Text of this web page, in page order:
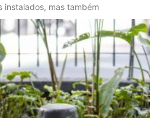
instalados, mas também